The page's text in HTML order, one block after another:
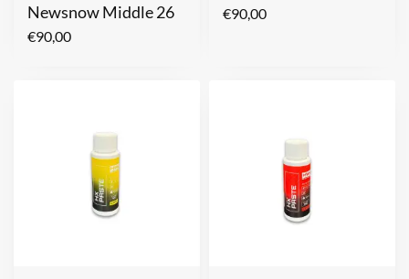
Newsnow Middle 26
€90,00
€90,00